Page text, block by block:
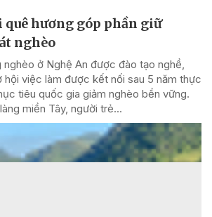
quê hương góp phần giữ
nghèo
nghèo ở Nghệ An được đào tạo nghề,
hội việc làm được kết nối sau 5 năm thực
tiêu quốc gia giảm nghèo bền vững.
miền Tây, người trẻ...